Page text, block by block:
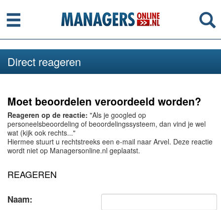
Menu
Direct reageren
Moet beoordelen veroordeeld worden?
Reageren op de reactie: "Als je googled op
personeelsbeoordeling of beoordelingssysteem, dan vind je wel
wat (kijk ook rechts..."
Hiermee stuurt u rechtstreeks een e-mail naar Arvel. Deze reactie
wordt niet op Managersonline.nl geplaatst.
REAGEREN
Naam: